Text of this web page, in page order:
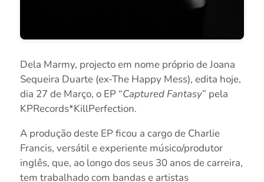
Dela Marmy, projecto em nome próprio de Joana
Sequeira Duarte (ex-The Happy Mess), edita hoje,
dia 27 de Março, o EP “Captured Fantasy” pela
KPRecords*KillPerfection.
A produção deste EP ficou a cargo de Charlie
Francis, versátil e experiente músico/produtor
inglês, que, ao longo dos seus 30 anos de carreira,
tem trabalhado com bandas e artistas